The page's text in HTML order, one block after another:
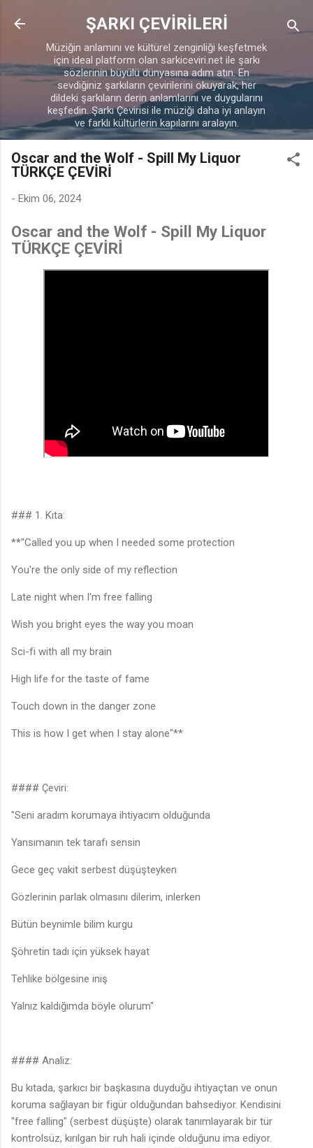
Ana içeriğe atla
ŞARKI ÇEVİRİLERİ
Müziğin anlamını ve kültürel zenginliği keşfetmek
için ideal platform olan sarkiceviri.net ile şarkı
sözlerinin büyülü dünyasına adım atın. En
sevdiğiniz şarkıların çevirilerini okuyarak, her
dildeki şarkıların derin anlamlarını ve duygularını
keşfedin. Şarkı Çevirisi ile müziği daha iyi anlayın
ve farklı kültürlerin kapılarını aralayın.
Oscar and the Wolf - Spill My Liquor
TÜRKÇE ÇEVİRİ
- Ekim 06, 2024
Oscar and the Wolf - Spill My Liquor
TÜRKÇE ÇEVİRİ
### 1. Kıta:
**"Called you up when I needed some protection
You're the only side of my reflection
Late night when I'm free falling
Wish you bright eyes the way you moan
Sci-fi with all my brain
High life for the taste of fame
Touch down in the danger zone
This is how I get when I stay alone"**
#### Çeviri:
"Seni aradım korumaya ihtiyacım olduğunda
Yansımanın tek tarafı sensin
Gece geç vakit serbest düşüşteyken
Gözlerinin parlak olmasını dilerim, inlerken
Bütün beynimle bilim kurgu
Şöhretin tadı için yüksek hayat
Tehlike bölgesine iniş
Yalnız kaldığımda böyle olurum"
#### Analiz:
Bu kıtada, şarkıcı bir başkasına duyduğu ihtiyaçtan ve onun
koruma sağlayan bir figür olduğundan bahsediyor. Kendisini
"free falling" (serbest düşüşte) olarak tanımlayarak bir tür
kontrolsüz, kırılgan bir ruh hali içinde olduğunu ima ediyor.